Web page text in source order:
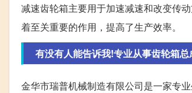
减速齿轮箱主要用于加速减速和改变传
着至关重要的作用，提高了生产效率。
有没有人能告诉我!专业从事齿轮箱
金华市瑞普机械制造有限公司是一家专